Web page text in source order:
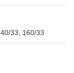
33, 160/33